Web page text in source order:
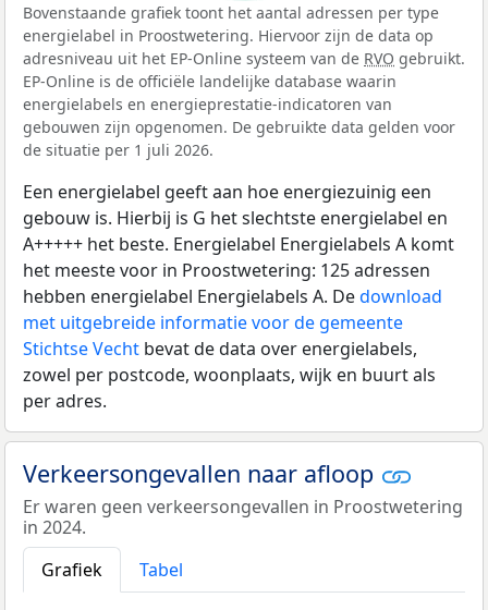
Bovenstaande grafiek toont het aantal adressen per type
energielabel in Proostwetering. Hiervoor zijn de data op
adresniveau uit het EP-Online systeem van de RVO gebruikt.
EP-Online is de officiële landelijke database waarin
energielabels en energieprestatie-indicatoren van
gebouwen zijn opgenomen. De gebruikte data gelden voor
de situatie per 1 juli 2026.
Een energielabel geeft aan hoe energiezuinig een
gebouw is. Hierbij is G het slechtste energielabel en
A+++++ het beste. Energielabel Energielabels A komt
het meeste voor in Proostwetering: 125 adressen
hebben energielabel Energielabels A. Dedownload
met uitgebreide informatie voor de gemeente
Stichtse Vecht bevat de data over energielabels,
zowel per postcode, woonplaats, wijk en buurt als
per adres.
Verkeersongevallen naar afloop
Er waren geen verkeersongevallen in Proostwetering
in 2024.
Grafiek
Tabel